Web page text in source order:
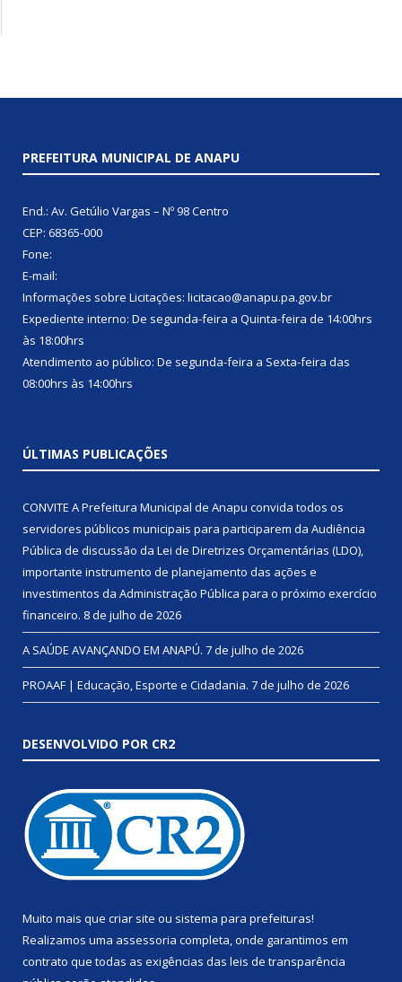
PREFEITURA MUNICIPAL DE ANAPU
End.: Av. Getúlio Vargas – Nº 98 Centro
CEP: 68365-000
Fone:
E-mail:
Informações sobre Licitações: licitacao@anapu.pa.gov.br
Expediente interno: De segunda-feira a Quinta-feira de 14:00hrs
às 18:00hrs
Atendimento ao público: De segunda-feira a Sexta-feira das
08:00hrs às 14:00hrs
ÚLTIMAS PUBLICAÇÕES
CONVITE A Prefeitura Municipal de Anapu convida todos os
servidores públicos municipais para participarem da Audiência
Pública de discussão da Lei de Diretrizes Orçamentárias (LDO),
importante instrumento de planejamento das ações e
investimentos da Administração Pública para o próximo exercício
financeiro. 8 de julho de 2026
A SAÚDE AVANÇANDO EM ANAPÚ. 7 de julho de 2026
PROAAF | Educação, Esporte e Cidadania. 7 de julho de 2026
DESENVOLVIDO POR CR2
Muito mais que criar site ou sistema para prefeituras!
Realizamos uma assessoria completa, onde garantimos em
contrato que todas as exigências das leis de transparência